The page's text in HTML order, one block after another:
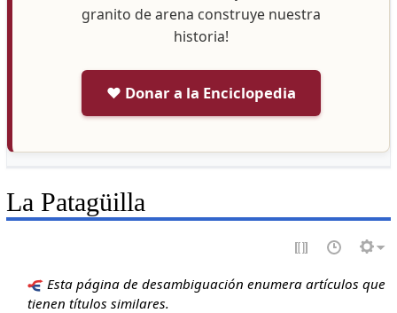
granito de arena construye nuestra
historia!
❤️ Donar a la Enciclopedia
La Patagüilla
Esta página de desambiguación enumera artículos que
tienen títulos similares.